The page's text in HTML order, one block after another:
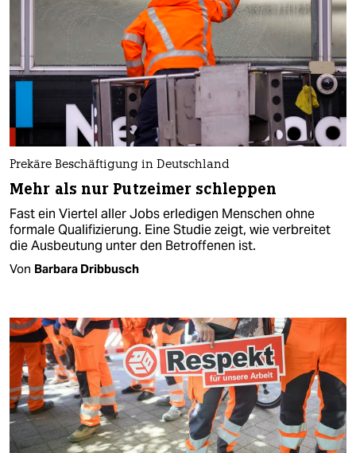
Prekäre Beschäftigung in Deutschland
Mehr als nur Putzeimer schleppen
Fast ein Viertel aller Jobs erledigen Menschen ohne
formale Qualifizierung. Eine Studie zeigt, wie verbreitet
die Ausbeutung unter den Betroffenen ist.
Von Barbara Dribbusch